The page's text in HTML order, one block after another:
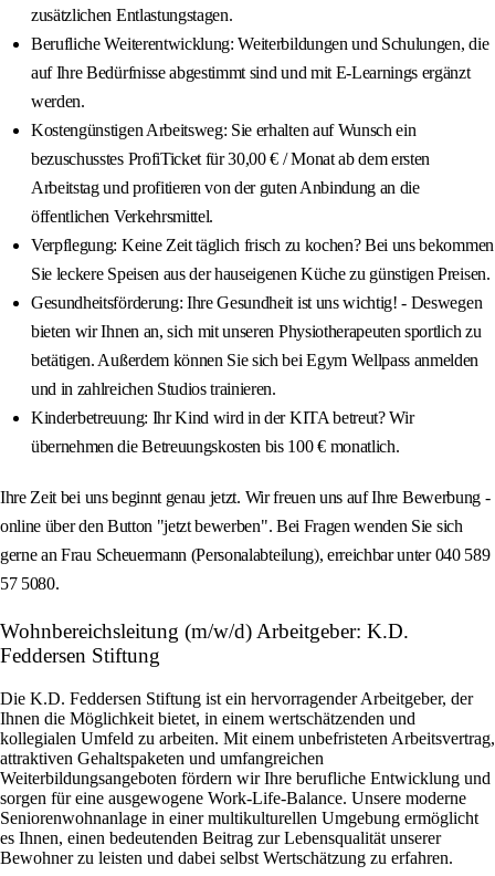
zusätzlichen Entlastungstagen.
Berufliche Weiterentwicklung: Weiterbildungen und Schulungen, die
auf Ihre Bedürfnisse abgestimmt sind und mit E-Learnings ergänzt
werden.
Kostengünstigen Arbeitsweg: Sie erhalten auf Wunsch ein
bezuschusstes ProfiTicket für 30,00 € / Monat ab dem ersten
Arbeitstag und profitieren von der guten Anbindung an die
öffentlichen Verkehrsmittel.
Verpflegung: Keine Zeit täglich frisch zu kochen? Bei uns bekommen
Sie leckere Speisen aus der hauseigenen Küche zu günstigen Preisen.
Gesundheitsförderung: Ihre Gesundheit ist uns wichtig! - Deswegen
bieten wir Ihnen an, sich mit unseren Physiotherapeuten sportlich zu
betätigen. Außerdem können Sie sich bei Egym Wellpass anmelden
und in zahlreichen Studios trainieren.
Kinderbetreuung: Ihr Kind wird in der KITA betreut? Wir
übernehmen die Betreuungskosten bis 100 € monatlich.
Ihre Zeit bei uns beginnt genau jetzt. Wir freuen uns auf Ihre Bewerbung -
online über den Button "jetzt bewerben". Bei Fragen wenden Sie sich
gerne an Frau Scheuermann (Personalabteilung), erreichbar unter 040 589
57 5080.
Wohnbereichsleitung (m/w/d) Arbeitgeber: K.D.
Feddersen Stiftung
Die K.D. Feddersen Stiftung ist ein hervorragender Arbeitgeber, der
Ihnen die Möglichkeit bietet, in einem wertschätzenden und
kollegialen Umfeld zu arbeiten. Mit einem unbefristeten Arbeitsvertrag,
attraktiven Gehaltspaketen und umfangreichen
Weiterbildungsangeboten fördern wir Ihre berufliche Entwicklung und
sorgen für eine ausgewogene Work-Life-Balance. Unsere moderne
Seniorenwohnanlage in einer multikulturellen Umgebung ermöglicht
es Ihnen, einen bedeutenden Beitrag zur Lebensqualität unserer
Bewohner zu leisten und dabei selbst Wertschätzung zu erfahren.